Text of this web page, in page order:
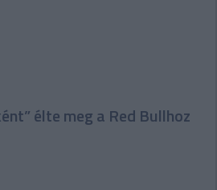
élte meg a Red Bullhoz